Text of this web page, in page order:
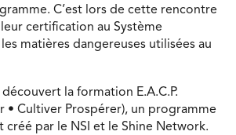
C’est lors de cette rencontre
certification au Système
matières dangereuses utilisées au
découvert la formation E.A.C.P.
• Cultiver Prospérer), un programme
créé par le NSI et le Shine Network.